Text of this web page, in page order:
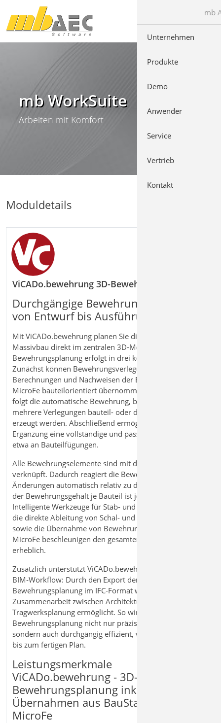
Direkt zur Hauptnavigation springen
Direkt zum Inhalt springen
mb WorkSuite
Arbeiten mit Komfort
Moduldetails
ViCADo.bewehrung 3D-Bewehrungsplanung
Durchgängige Bewehrungsplanung
von Entwurf bis Ausführungsplanung
Mit ViCADo.bewehrung planen Sie die Bewehrung im
Massivbau direkt im zentralen 3D‑Modell. Die
Bewehrungsplanung erfolgt in drei komfortablen Ebenen:
Zunächst können Bewehrungsverlegungen aus
Berechnungen und Nachweisen der BauStatik oder
MicroFe bauteilorientiert übernommen werden. Darauf
folgt die automatische Bewehrung, bei der parametrisiert
mehrere Verlegungen bauteil- oder detailorientiert
erzeugt werden. Abschließend ermöglicht die manuelle
Ergänzung eine vollständige und passgenaue Bewehrung,
etwa an Bauteilfügungen.
Alle Bewehrungselemente sind mit den Bauteilen
verknüpft. Dadurch reagiert die Bewehrung bei
Änderungen automatisch relativ zu den Bauteilen, und
der Bewehrungsgehalt je Bauteil ist jederzeit bekannt.
Intelligente Werkzeuge für Stab- und Mattenbewehrung,
die direkte Ableitung von Schal- und Bewehrungsplänen
sowie die Übernahme von Bewehrung aus BauStatik und
MicroFe beschleunigen den gesamten Planungsprozess
erheblich.
Zusätzlich unterstützt ViCADo.bewehrung den
BIM‑Workflow: Durch den Export der
Bewehrungsplanung im IFC‑Format wird eine nahtlose
Zusammenarbeit zwischen Architektur- und
Tragwerksplanung ermöglicht. So wird die
Bewehrungsplanung nicht nur präzise und flexibel,
sondern auch durchgängig effizient, von der Berechnung
bis zum fertigen Plan.
Leistungsmerkmale
ViCADo.bewehrung - 3D-
Bewehrungsplanung inkl.
Übernahmen aus BauStatik und
MicroFe
mb
Unternehmen
Produkte
Demo
Anwender
Service
Vertrieb
Kontakt